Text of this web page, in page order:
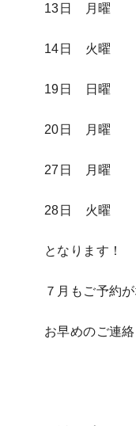
13日 月曜
14日 火曜
19日 日曜
20日 月曜
27日 月曜
28日 火曜
となります！
７月もご予約
お早めのご連